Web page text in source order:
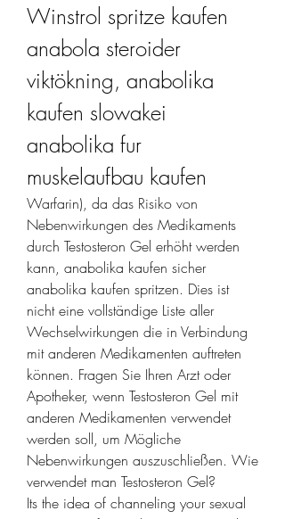
Winstrol spritze kaufen
anabola steroider
viktökning, anabolika
kaufen slowakei
anabolika fur
muskelaufbau kaufen
Warfarin), da das Risiko von
Nebenwirkungen des Medikaments
durch Testosteron Gel erhöht werden
kann, anabolika kaufen sicher
anabolika kaufen spritzen. Dies ist
nicht eine vollständige Liste aller
Wechselwirkungen die in Verbindung
mit anderen Medikamenten auftreten
können. Fragen Sie Ihren Arzt oder
Apotheker, wenn Testosteron Gel mit
anderen Medikamenten verwendet
werden soll, um Mögliche
Nebenwirkungen auszuschließen. Wie
verwendet man Testosteron Gel?
Its the idea of channeling your sexual